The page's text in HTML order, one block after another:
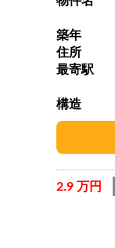
築年
住所
最寄駅
構造
2.9 万円